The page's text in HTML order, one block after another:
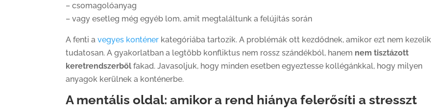
– csomagolóanyag
– vagy esetleg még egyéb lom, amit megtaláltunk a felújítás során
A fenti avegyes konténer kategóriába tartozik. A problémák ott kezdődnek, amikor ezt nem kezelik
tudatosan. A gyakorlatban a legtöbb konfliktus nem rossz szándékból, hanem nem tisztázott
keretrendszerből fakad. Javasoljuk, hogy minden esetben egyeztesse kollégánkkal, hogy milyen
anyagok kerülnek a konténerbe.
A mentális oldal: amikor a rend hiánya felerősíti a stresszt